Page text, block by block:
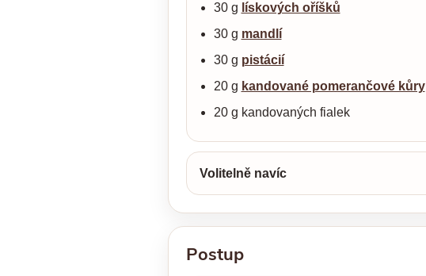
30 g lískových oříšků
30 g mandlí
30 g pistácií
20 g kandované pomerančové kůry
20 g kandovaných fialek
Volitelně navíc
Postup